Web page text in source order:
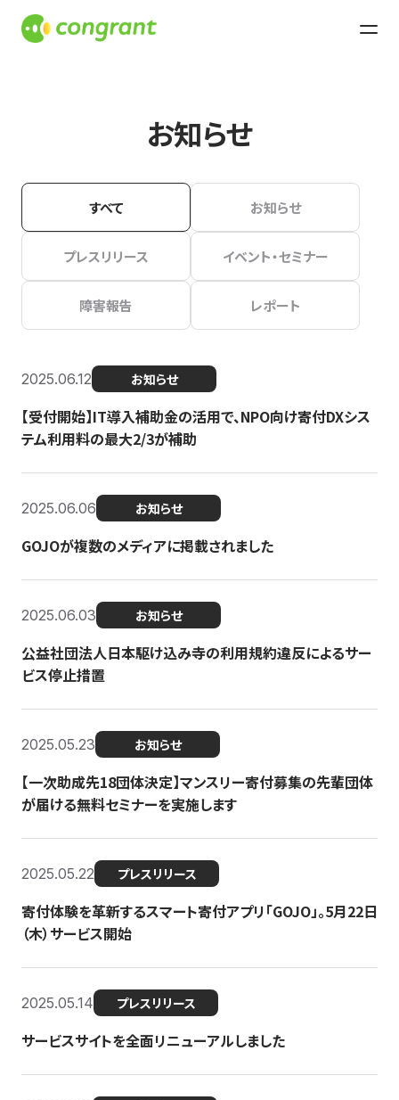
お知らせ
すべて お知らせ
プレスリリース イベント・セミナー
障害報告 レポート
2025.06.12 お知らせ
【受付開始】IT導入補助金の活用で、NPO向け寄付DXシス
テム利用料の最大2/3が補助
2025.06.06 お知らせ
GOJOが複数のメディアに掲載されました
2025.06.03 お知らせ
公益社団法人日本駆け込み寺の利用規約違反によるサー
ビス停止措置
2025.05.23 お知らせ
【一次助成先18団体決定】マンスリー寄付募集の先輩団体
が届ける無料セミナーを実施します
2025.05.22 プレスリリース
寄付体験を革新するスマート寄付アプリ「GOJO」。5月22日
（木）サービス開始
2025.05.14 プレスリリース
サービスサイトを全面リニューアルしました